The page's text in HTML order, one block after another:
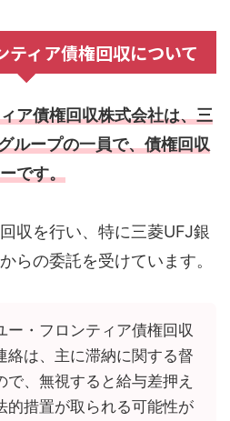
ティア債権回収について
ア債権回収株式会社は、三
ループの一員で、債権回収
です。
収を行い、特に三菱UFJ銀
らの委託を受けています。
ー・フロンティア債権回収
絡は、主に滞納に関する督
で、無視すると給与差押え
的措置が取られる可能性が